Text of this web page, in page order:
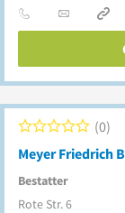
Meyer Friedrich
Bestatter
0
Rote Str. 6